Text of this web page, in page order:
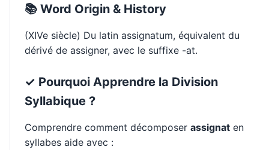
📚 Word Origin & History
(XIVe siècle) Du latin assignatum, équivalent du
dérivé de assigner, avec le suffixe -at.
✓ Pourquoi Apprendre la Division
Syllabique ?
Comprendre comment décomposer assignat en
syllabes aide avec :